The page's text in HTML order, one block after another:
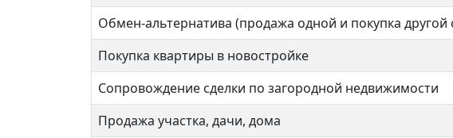
Обмен-альтернатива (продажа одной и покупка
Покупка квартиры в новостройке
Сопровождение сделки по загородной недвижимости
Продажа участка, дачи, дома